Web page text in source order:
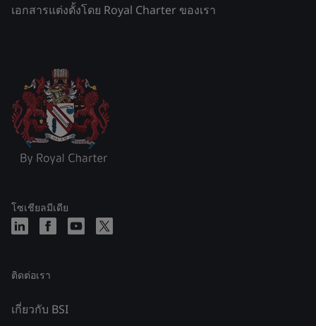
เอกสารแต่งตั้งโดย Royal Charter ของเรา
โซเชียลมีเดีย
ติดต่อเรา
เกี่ยวกับ BSI